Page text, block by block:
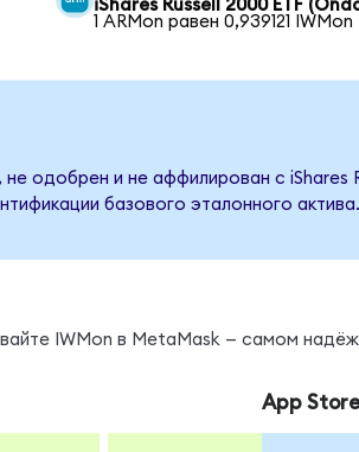
iShares Russell 2000 ETF
1 ARMon равен 0,939121 IWMon
одобрен и не аффилирован с iShares
базового эталонного актива.
IWMon в MetaMask — самом
App Store